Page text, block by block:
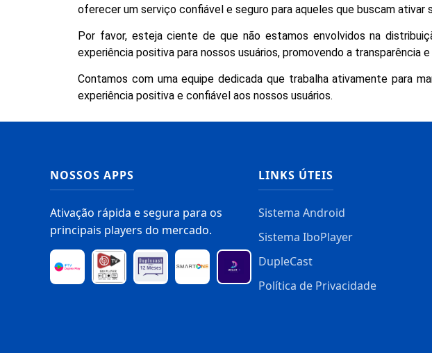
oferecer um serviço confiável e seguro para aqueles que buscam
Por favor, esteja ciente de que não estamos envolvidos na
experiência positiva para nossos usuários, promovendo a
Contamos com uma equipe dedicada que trabalha ativamente para
experiência positiva e confiável aos nossos usuários.
NOSSOS APPS
Ativação rápida e segura para os
principais players do mercado.
LINKS ÚTEIS
Sistema Android
Sistema IboPlayer
DupleCast
Política de Privacidade